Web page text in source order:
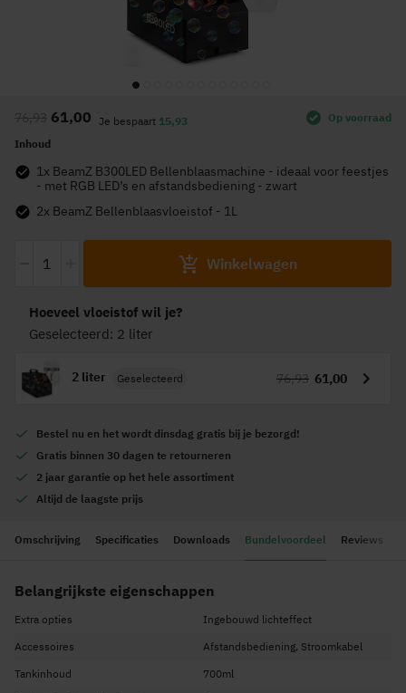
61,00
76,93 Je bespaart 15,93
Inhoud
1x BeamZ B300LED Bellenblaasmachine - ideaal voor feestjes
- met RGB LED’s en afstandsbediening - zwart
2x BeamZ Bellenblaasvloeistof - 1L
Winkelwagen
Op voorraad
Hoeveel vloeistof wil je?
Geselecteerd: 2 liter
2 liter Geselecteerd 61,00
76,93
Bestel nu en het wordt dinsdag gratis bij je bezorgd!
Gratis binnen 30 dagen te retourneren
2 jaar garantie op het hele assortiment
Altijd de laagste prijs
het
begin
van
afbeeldingen-
Omschrijving Specificaties Downloads Bundelvoordeel Reviews
Belangrijkste eigenschappen
Extra opties
Ingebouwd lichteffect
Accessoires
Afstandsbediening, Stroomkabel
Tankinhoud
700ml